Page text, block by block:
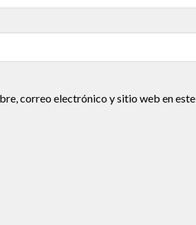
correo electrónico y sitio web en